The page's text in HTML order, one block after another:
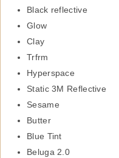
Black reflective
Glow
Clay
Trfrm
Hyperspace
Static 3M Reflective
Sesame
Butter
Blue Tint
Beluga 2.0